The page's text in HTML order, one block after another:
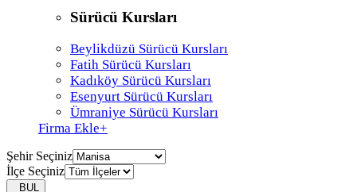
Sürücü Kursları
Beylikdüzü Sürücü Kursları
Fatih Sürücü Kursları
Kadıköy Sürücü Kursları
Esenyurt Sürücü Kursları
Ümraniye Sürücü Kursları
Firma Ekle+
Şehir Seçiniz
İlçe Seçiniz
BUL